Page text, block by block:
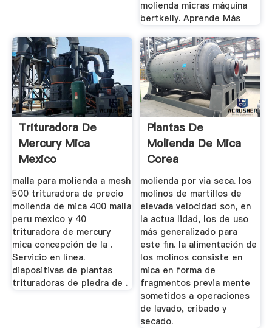
molienda micras máquina
bertkelly. Aprende Más
Trituradora De
Mercury Mica
Mexico
malla para molienda a mesh
500 trituradora de precio
molienda de mica 400 malla
peru mexico y 40
trituradora de mercury
mica concepción de la .
Servicio en línea.
diapositivas de plantas
trituradoras de piedra de .
Plantas De
Molienda De Mica
Corea
molienda por via seca. los
molinos de martillos de
elevada velocidad son, en
la actua lidad, los de uso
más generalizado para
este fin. la alimentación de
los molinos consiste en
mica en forma de
fragmentos previa mente
sometidos a operaciones
de lavado, cribado y
secado.